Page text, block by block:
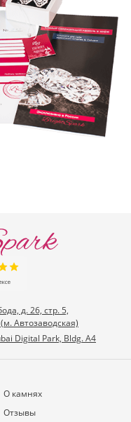
д. 26, стр. 5,
Автозаводская)
Digital Park, Bldg. A4
О камнях
Отзывы